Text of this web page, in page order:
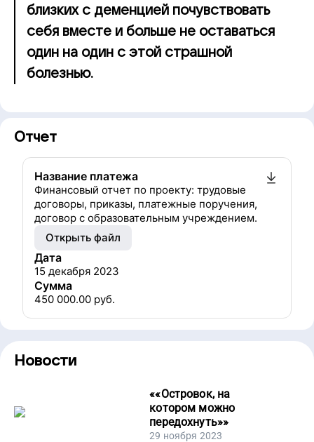
близких с деменцией почувствовать
себя вместе и больше не оставаться
один на один с этой страшной
болезнью.
Отчет
Название платежа
Финансовый отчет по проекту: трудовые
договоры, приказы, платежные поручения,
договор с образовательным учреждением.
Открыть файл
Дата
15 декабря 2023
Сумма
450 000.00 руб.
Новости
««Островок, на
котором можно
передохнуть»»
29 ноября 2023